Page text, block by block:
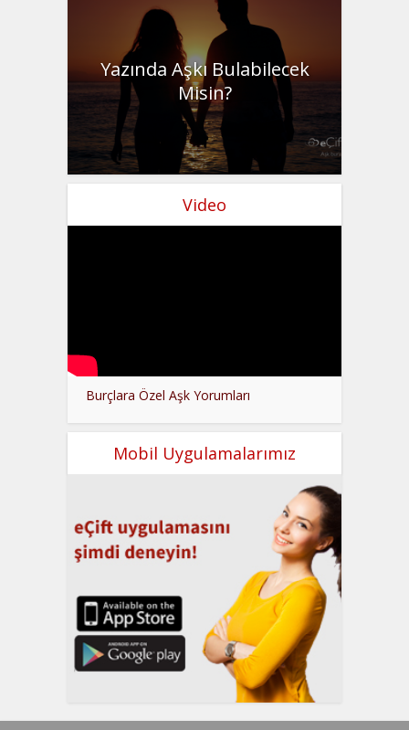
Yazında Aşkı Bulabilecek
Misin?
Video
Burçlara Özel Aşk Yorumları
Mobil Uygulamalarımız